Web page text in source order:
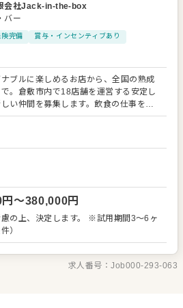
会社Jack-in-the-box
バー
完備
賞与・インセンティブあり
ブルに楽しめるお店から、全国の熟成
。倉敷市内で18店舗を運営する安定し
い仲間を募集します。飲食の仕事を通
じてほしい。そんな想いから、一人ひ
えています。 【募集職種：調
後は、こだわりのオリジナル調理にも挑
」を察した、心配りのあるおもてなし
恐れず、自由にやってみること」。あ
ることはありません。現場で気づいた
入れていく方針です。 【充実の待
手当や賞与（寸志）で日々の努力を還元
わせた丁寧なステップアップ支援 ・将
未経験からのスタートでした。まずは
迎えすることから始めましょう。飲食業
円〜380,000円
の上、決定します。 ※試用期間3～6ヶ
）
求人番号：Job000-293-063